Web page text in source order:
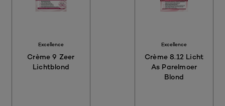
Excellence
Crème 9 Zeer
Lichtblond
Excellence
Crème 8.12 Licht
As Parelmoer
Blond